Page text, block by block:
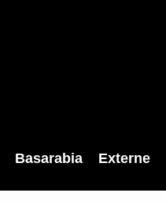
Basarabia Externe